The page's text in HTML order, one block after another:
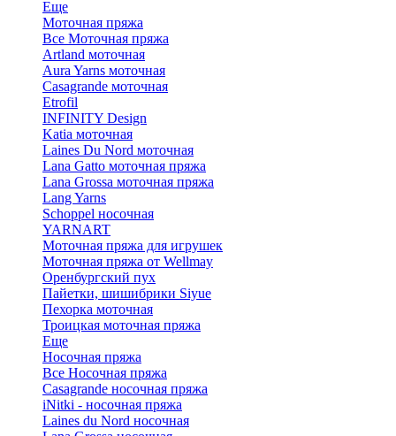
Еще
Моточная пряжа
Все Моточная пряжа
Artland моточная
Aura Yarns моточная
Casagrande моточная
Etrofil
INFINITY Design
Katia моточная
Laines Du Nord моточная
Lana Gatto моточная пряжа
Lana Grossa моточная пряжа
Lang Yarns
Schoppel носочная
YARNART
Моточная пряжа для игрушек
Моточная пряжа от Wellmay
Оренбургский пух
Пайетки, шишибрики Siyue
Пехорка моточная
Троицкая моточная пряжа
Еще
Носочная пряжа
Все Носочная пряжа
Casagrande носочная пряжа
iNitki - носочная пряжа
Laines du Nord носочная